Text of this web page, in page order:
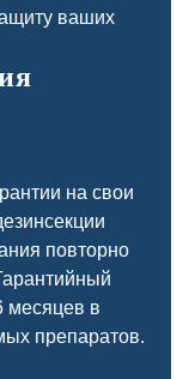
ваших
на свои
повторно
месяцев в
препаратов.